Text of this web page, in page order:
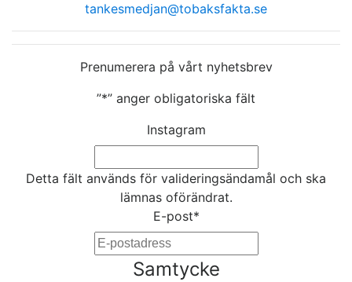
tankesmedjan@tobaksfakta.se
Prenumerera på vårt nyhetsbrev
”*” anger obligatoriska fält
Instagram
Detta fält används för valideringsändamål och ska
lämnas oförändrat.
E-post*
Samtycke